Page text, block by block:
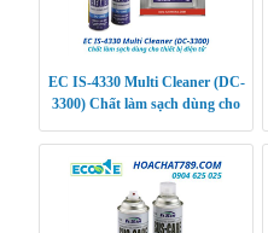
EC IS-4330 Multi Cleaner (DC-
3300) Chất làm sạch dùng cho